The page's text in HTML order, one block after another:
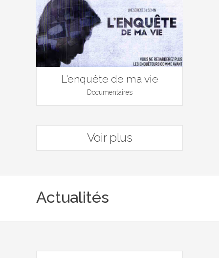
L'enquête de ma vie
Documentaires
Voir plus
Actualités